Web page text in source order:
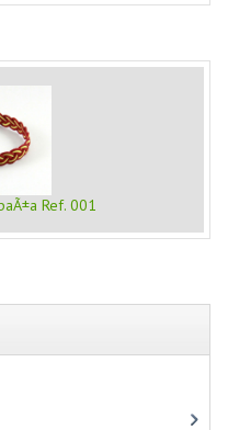
Ref. 001